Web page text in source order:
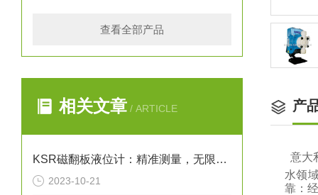
查看全部产品
相关文章 / ARTICLE
KSR磁翻板液位计：精准测量，无限可能
2023-10-21
产
意大
水领
靠：